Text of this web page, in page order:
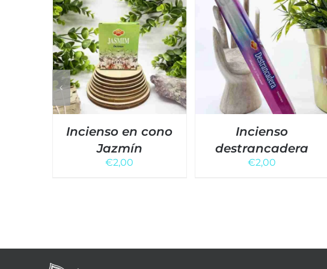
Incienso en cono
Jazmín
€2,00
Incienso
destrancadera
€2,00